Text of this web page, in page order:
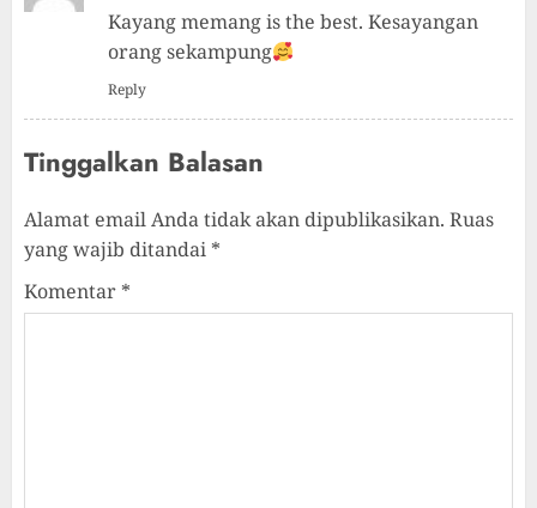
Kayang memang is the best. Kesayangan
orang sekampung
Reply
Tinggalkan Balasan
Alamat email Anda tidak akan dipublikasikan. Ruas
yang wajib ditandai *
Komentar *